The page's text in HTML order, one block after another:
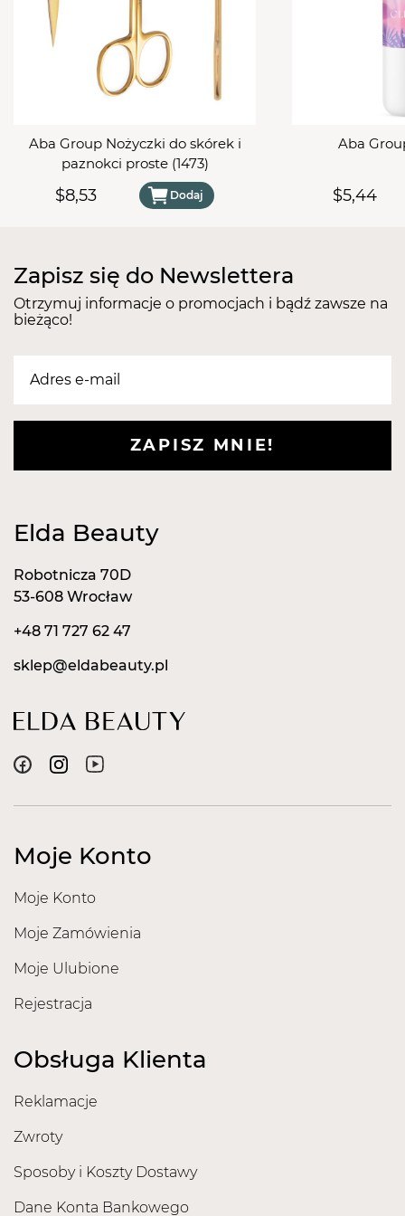
UWAGA: Zewnętrzna powłoka butelki nie jest
odporna na działania acetonu, mogą występować
zatarcia, smużenie.
Aba Group Nożyczki do skórek i
paznokci proste (1473)
$8,53 Dodaj
Aba
$5,44
Zapisz się do Newslettera
Otrzymuj informacje o promocjach i bądź zawsze na
bieżąco!
ZAPISZ MNIE!
Moje Konto
Moje Konto
Moje Zamówienia
Moje Ulubione
Rejestracja
Obsługa Klienta
Reklamacje
Zwroty
Sposoby i Koszty Dostawy
Dane Konta Bankowego
Elda Beauty
Robotnicza 70D
53-608 Wrocław
+48 71 727 62 47
sklep@eldabeauty.pl